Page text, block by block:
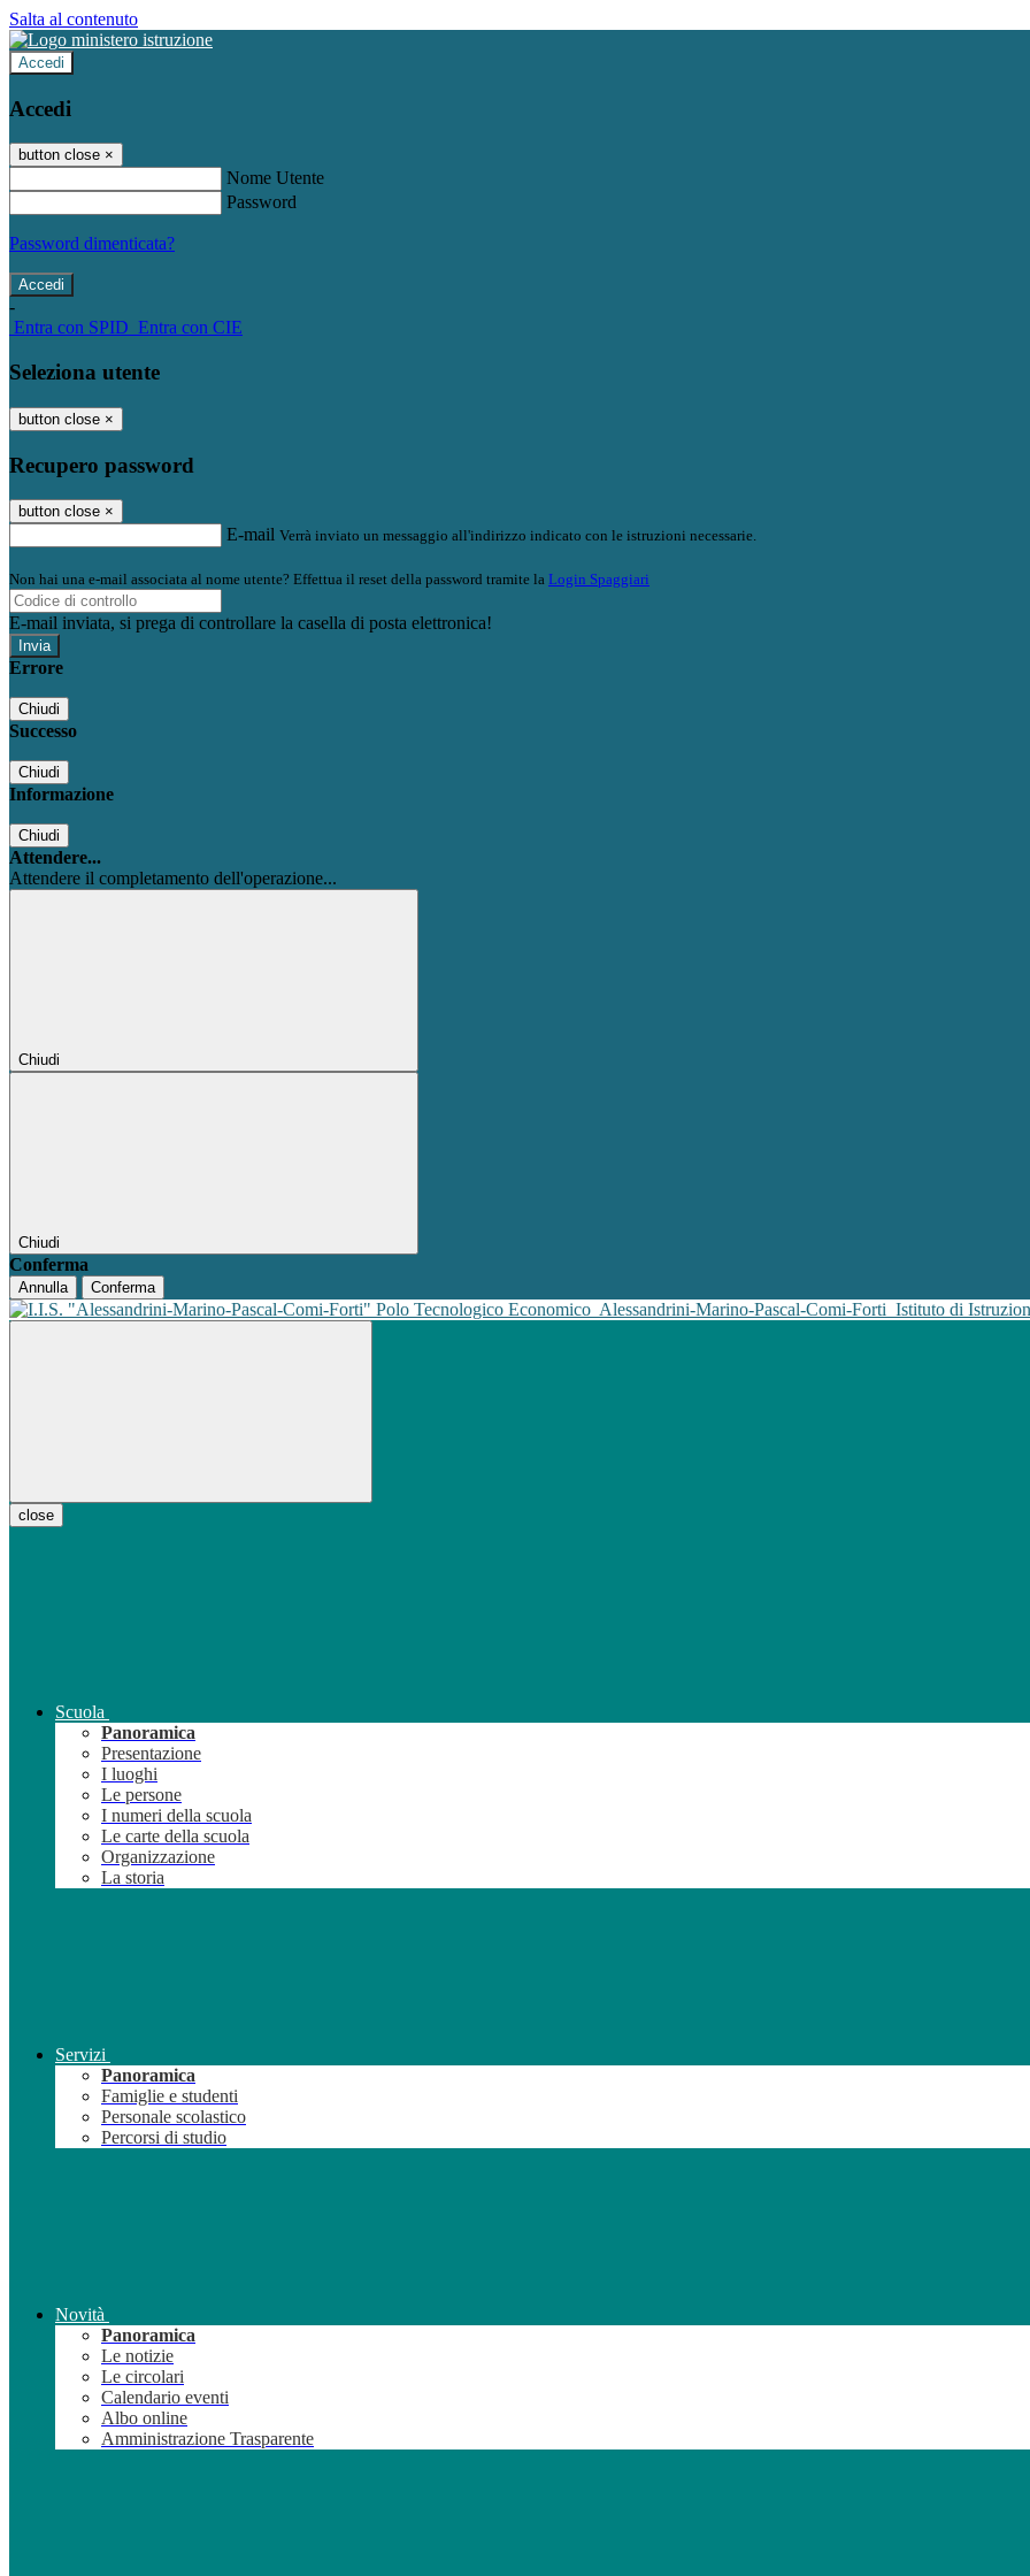
Salta al contenuto
Accedi
Accedi
button close ×
Nome Utente
Password
Password dimenticata?
-
Entra con SPID Entra con CIE
Seleziona utente
button close ×
Recupero password
button close ×
E-mail Verrà inviato un messaggio all'indirizzo indicato con le istruzioni necessarie.
Non hai una e-mail associata al nome utente? Effettua il reset della password tramite la Login Spaggiari
E-mail inviata, si prega di controllare la casella di posta elettronica!
Errore
Chiudi
Successo
Chiudi
Informazione
Chiudi
Attendere...
Attendere il completamento dell'operazione...
Chiudi
Chiudi
Conferma
Annulla Conferma
Polo Tecnologico Economico Alessandrini-Marino-Pascal-Comi-Forti Istituto di
close
Scuola
Panoramica
Presentazione
I luoghi
Le persone
I numeri della scuola
Le carte della scuola
Organizzazione
La storia
Servizi
Panoramica
Famiglie e studenti
Personale scolastico
Percorsi di studio
Novità
Panoramica
Le notizie
Le circolari
Calendario eventi
Albo online
Amministrazione Trasparente